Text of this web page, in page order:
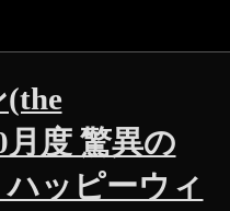
月度 驚異の
ッピーウィ